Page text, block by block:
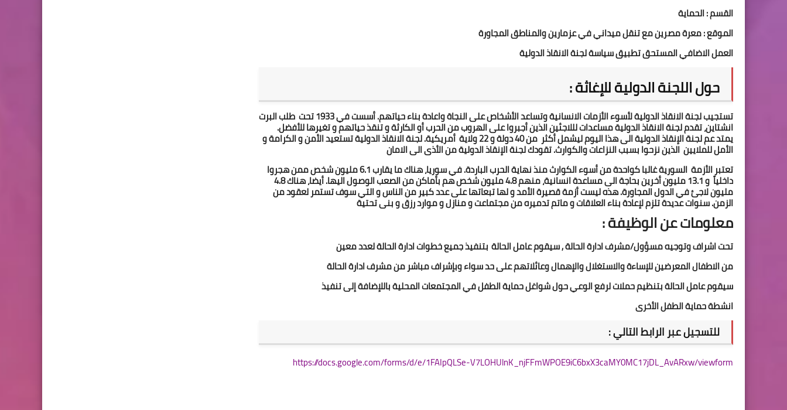
القسم : الحماية
الموقع : معرة مصرين مع تنقل ميداني في عزمارين والمناطق المجاورة
العمل الاضافي المستحق تطبيق سياسة لجنة الانقاذ الدولية
حول اللجنة الدولية للإغاثة :
الأمل للملايين  الذين نزحوا بسبب النزاعات والكوارث. تقودك لجنة الإنقاذ الدولية من الأذى الى الامان
داخلياً  و 13.1 مليون أخرين بحاجة الى مساعدة انسانية، منهم 4.8 مليون شخص هم بأماكن من الصعب الوصول اليها. أيضا، هناك 4.8
الزمن. سنوات عديدة تلزم لإعادة بناء العلاقات و ماتم تدميره من مجتماعت و منازل و موارد رزق و بنى تحتية
معلومات عن الوظيفة :
تحت اشراف وتوجيه مسؤول/مشرف ادارة الحالة , سيقوم عامل الحالة بتنفيذ جميع خطوات ادارة الحالة لعدد معين
من الاطفال المعرضين للإساءة والاستغلال والإهمال وعائلاتهم على حد سواء وبإشراف مباشر من مشرف ادارة الحالة
سيقوم عامل الحالة بتنظيم حملات لرفع الوعي حول شواغل حماية الطفل في المجتمعات المحلية باللإضافة إلى تنفيذ
انشطة حماية الطفل الأخرى
للتسجيل عبر الرابط التالي :
https://docs.google.com/forms/d/e/1FAIpQLSe-V7LOHUlnK_njFFmWPOE9iC6bxX3caMY0MC17jDL_AvARxw/viewform